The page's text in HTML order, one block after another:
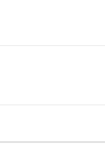
身当前血量大于生命